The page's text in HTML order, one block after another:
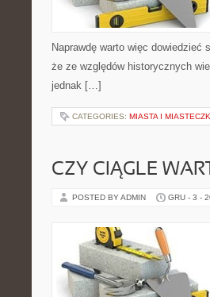
Naprawdę warto więc
że ze względów historycznych
jednak […]
CATEGORIES: MIASTA I
CZY CIĄGLE
POSTED BY ADMIN GRU - 3 -